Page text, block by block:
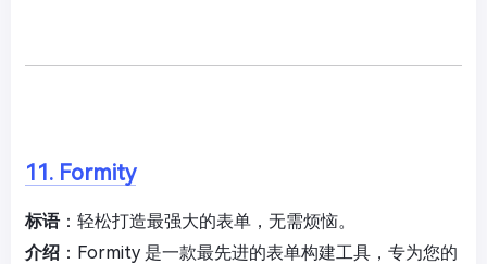
11. Formity
标语：轻松打造最强大的表单，无需烦恼。
介绍 ：Formity 是一款最先进的表单构建工具，专为您的